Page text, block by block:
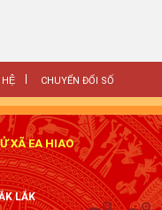
HỆ CHUYỂN ĐỔI SỐ
XÃ EA HIAO
LẮK